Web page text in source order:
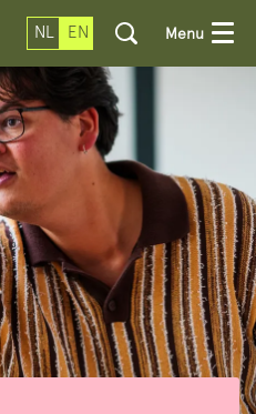
NL EN Menu